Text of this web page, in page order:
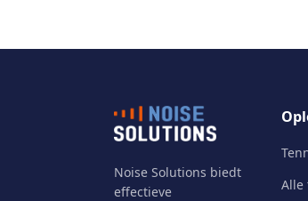
Noise Solutions biedt
effectieve
Alle